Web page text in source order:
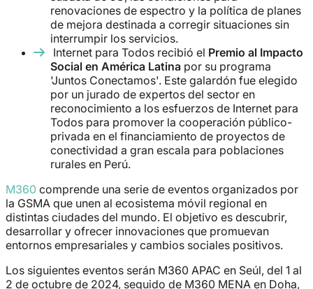
renovaciones de espectro y la política de planes
de mejora destinada a corregir situaciones sin
interrumpir los servicios.
Internet para Todos recibió el Premio al Impacto
Social en América Latina por su programa
'Juntos Conectamos'. Este galardón fue elegido
por un jurado de expertos del sector en
reconocimiento a los esfuerzos de Internet para
Todos para promover la cooperación público-
privada en el financiamiento de proyectos de
conectividad a gran escala para poblaciones
rurales en Perú.
M360 comprende una serie de eventos organizados por
la GSMA que unen al ecosistema móvil regional en
distintas ciudades del mundo. El objetivo es descubrir,
desarrollar y ofrecer innovaciones que promuevan
entornos empresariales y cambios sociales positivos.
Los siguientes eventos serán M360 APAC en Seúl, del 1 al
2 de octubre de 2024, seguido de M360 MENA en Doha,